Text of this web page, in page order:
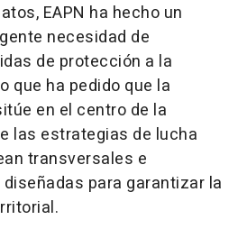
EAPN ha hecho un
necesidad de
de protección a la
que ha pedido que la
en el centro de la
las estrategias de lucha
transversales e
para garantizar la